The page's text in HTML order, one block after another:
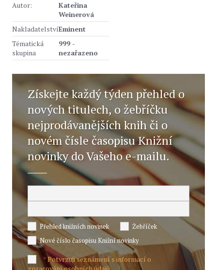
Autor:
Kateřina
Weinerová
NakladatelstvíEminent
Tématická
skupina
999 -
nezařazeno
Získejte každý týden přehled o
nových titulech, o žebříčku
nejprodávanějších knih či o
novém čísle časopisu Knižní
novinky do Vašeho e-mailu.
Přehled knižních novinek
Žebříček
Nové číslo časopisu Knižní novinky
*Potvrzuji seznámení s informací o